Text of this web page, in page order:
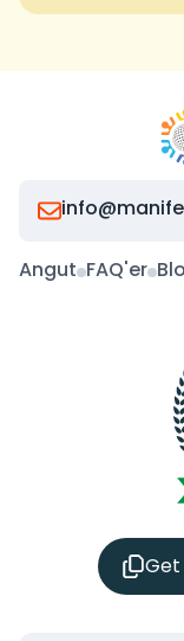
Angut FAQ'er
Get